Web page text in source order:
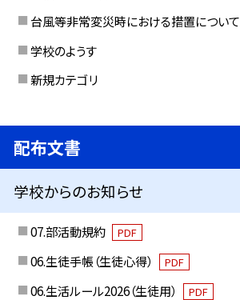
台風等非常変災時における措置について
学校のようす
新規カテゴリ
配布文書
学校からのお知らせ
07.部活動規約 PDF
06.生徒手帳（生徒心得） PDF
06.生活ルール2026（生徒用） PDF